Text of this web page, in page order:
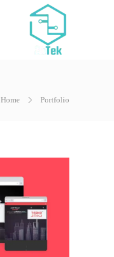
Home Portfolio